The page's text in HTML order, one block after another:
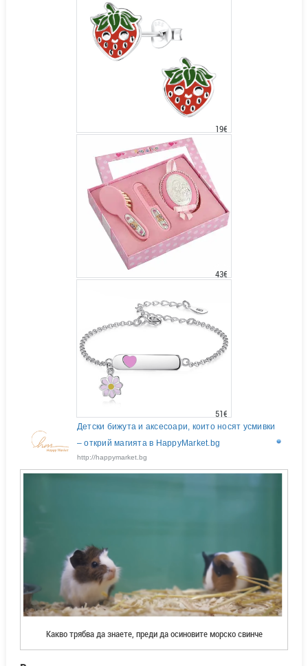
19€
43€
51€
Детски бижута и аксесоари, които носят усмивки
– открий магията в HappyMarket.bg
http://happymarket.bg
Какво трябва да знаете, преди да осиновите морско свинче